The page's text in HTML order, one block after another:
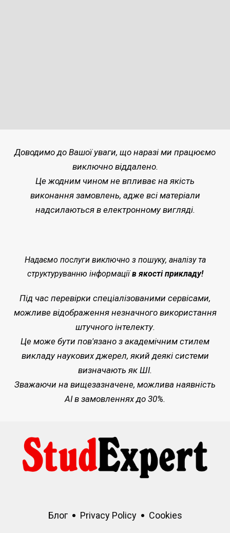
Доводимо до Вашої уваги, що наразі ми працюємо
виключно віддалено.
Це жодним чином не впливає на якість
виконання замовлень, адже всі матеріали
надсилаються в електронному вигляді.
Надаємо послуги виключно з пошуку, аналізу та
структуруванню інформаціїв якості прикладу!
Під час перевірки спеціалізованими сервісами,
можливе відображення незначного використання
штучного інтелекту.
Це може бути пов'язано з академічним стилем
викладу наукових джерел, який деякі системи
визначають як ШІ.
Зважаючи на вищезазначене, можлива наявність
AI в замовленнях до 30%.
Блог Privacy Policy Cookies